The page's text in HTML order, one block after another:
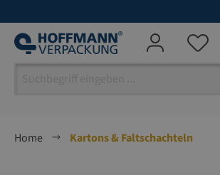
Home
Kartons & Faltschachteln